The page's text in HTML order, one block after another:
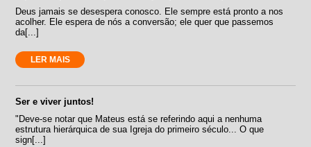
Deus jamais se desespera conosco. Ele sempre está pronto a nos
acolher. Ele espera de nós a conversão; ele quer que passemos
da[...]
LER MAIS
Ser e viver juntos!
"Deve-se notar que Mateus está se referindo aqui a nenhuma
estrutura hierárquica de sua Igreja do primeiro século... O que
sign[...]